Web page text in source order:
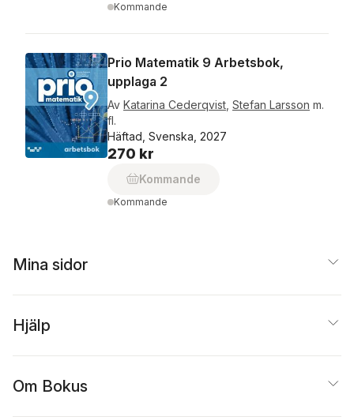
Kommande
Prio Matematik 9 Arbetsbok,
upplaga 2
Av Katarina Cederqvist Stefan Larsson m.
fl.
Häftad, Svenska, 2027
270 kr
Kommande
Kommande
Mina sidor
Hjälp
Om Bokus